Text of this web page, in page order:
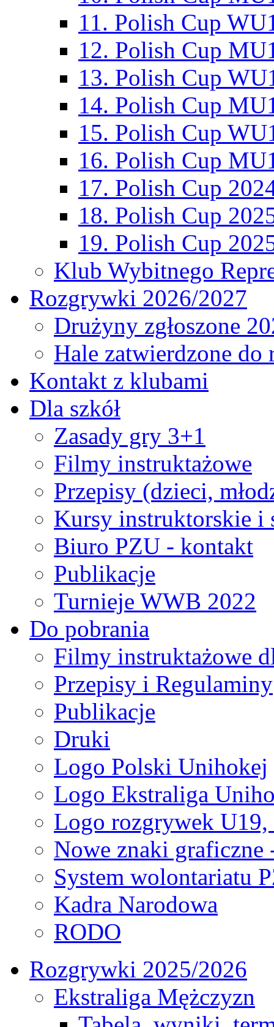
11. Polish Cup
12. Polish Cup
13. Polish Cup
14. Polish Cup
15. Polish Cup
16. Polish Cup
17. Polish Cup
18. Polish Cup
19. Polish Cup
Klub Wybitnego
Rozgrywki 2026/2027
Drużyny zgłoszone
Hale zatwierdzone
Kontakt z klubami
Dla szkół
Zasady gry 3+1
Filmy instruktażowe
Przepisy (dzieci,
Kursy instruktorskie i
Biuro PZU - kontakt
Publikacje
Turnieje WWB 2022
Do pobrania
Filmy instruktażowe
Przepisy i Regulaminy
Publikacje
Druki
Logo Polski Unihokej
Logo Ekstraliga
Logo rozgrywek
Nowe znaki graficzne
System wolontariatu
Kadra Narodowa
RODO
Rozgrywki 2025/2026
Ekstraliga Mężczyzn